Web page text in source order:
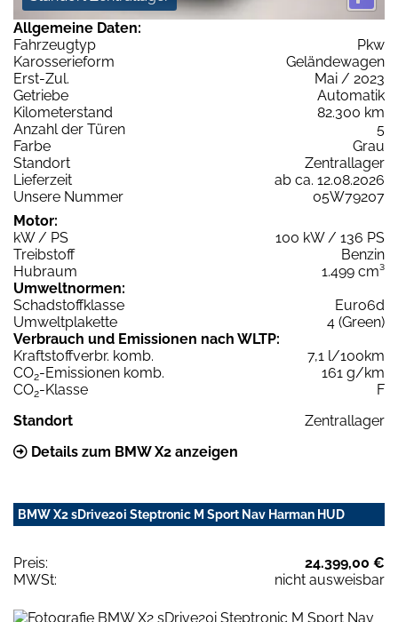
Allgemeine Daten:
Fahrzeugtyp
Pkw
Karosserieform
Geländewagen
Erst-Zul.
Mai / 2023
Getriebe
Automatik
Kilometerstand
82.300 km
Anzahl der Türen
5
Farbe
Grau
Standort
Zentrallager
Lieferzeit
ab ca. 12.08.2026
Unsere Nummer
05W79207
Motor:
kW / PS
100 kW / 136 PS
Treibstoff
Benzin
Hubraum
1.499 cm³
Umweltnormen:
Schadstoffklasse
Euro6d
Umweltplakette
4 (Green)
Verbrauch und Emissionen nach WLTP:
Kraftstoffverbr. komb.
7,1 l/100km
CO2-Emissionen komb.
161 g/km
CO2-Klasse
F
Standort
Zentrallager
Details zum BMW X2 anzeigen
BMW X2 sDrive20i Steptronic M Sport Nav Harman HUD
Preis:
24.399,00 €
MWSt:
nicht ausweisbar